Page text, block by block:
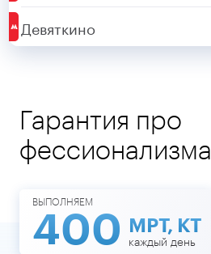
Девяткино
Гарантия про
фессионализма
ВЫПОЛНЯЕМ
400 МРТ, КТ
каждый день